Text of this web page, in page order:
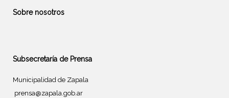
Sobre nosotros
Subsecretaría de Prensa
Municipalidad de Zapala
prensa@zapala.gob.ar